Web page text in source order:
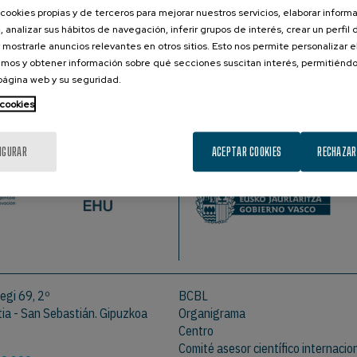
multilingüe temprana y apropiada es deseable y
de nuestro director científico Manuel Carrerias
69, 2º
- San Sebastián. Gipuzkoa
BCBL
Organigrama
Centro
Comité asesor científico
propias y de terceros para mejorar nuestros servicios, elaborar
analizar sus hábitos de navegación, inferir grupos de interés, crear un perfil
anuncios relevantes en otros sitios. Esto nos permite personalizar
y obtener información sobre qué secciones suscitan interés,
web y su seguridad.
ACEPTAR COOKIES